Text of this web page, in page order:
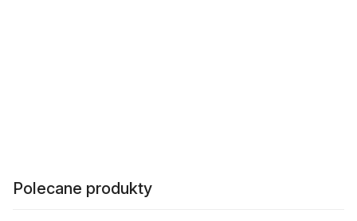
Polecane produkty